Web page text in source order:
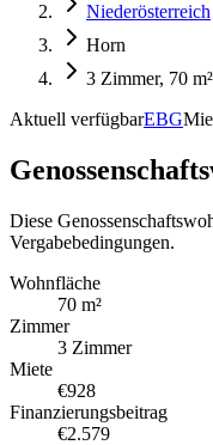
Niederösterreich
Horn
3 Zimmer, 70
Aktuell verfügbarEBG
Diese
Vergabebedingungen.
Wohnfläche
70 m²
Zimmer
3 Zimmer
Miete
€928
Finanzierungsbeitrag
€2.579